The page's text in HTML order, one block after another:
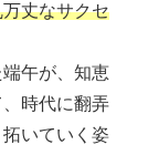
丈なサクセ
午が、知恵
時代に翻弄
いていく姿